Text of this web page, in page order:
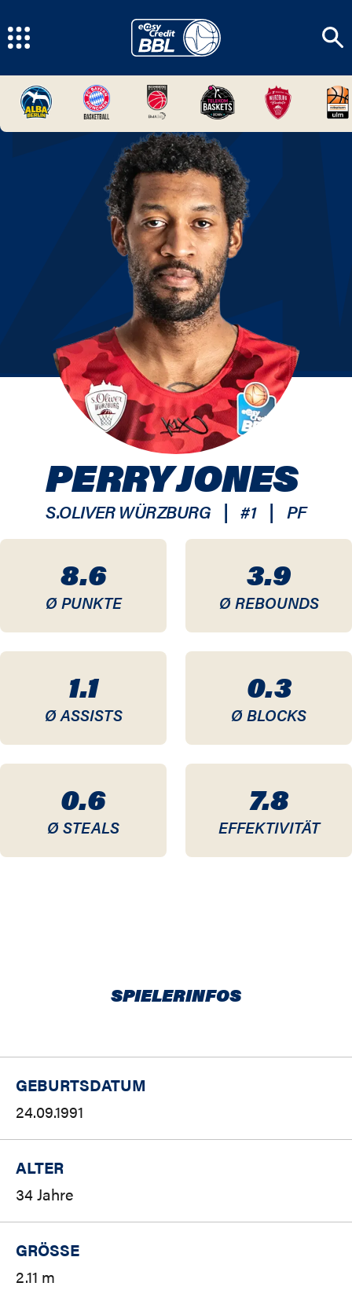
8.6
Ø PUNKTE
3.9
Ø REBOUNDS
1.1
Ø ASSISTS
0.3
Ø BLOCKS
0.6
Ø STEALS
7.8
EFFEKTIVITÄT
PERRY JONES
S.OLIVER WÜRZBURG | #1 | PF
SPIELERINFOS
GEBURTSDATUM
24.09.1991
ALTER
34 Jahre
GRÖSSE
2.11 m